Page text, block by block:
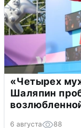
«Четырех
Шаляпин
6 августа 88